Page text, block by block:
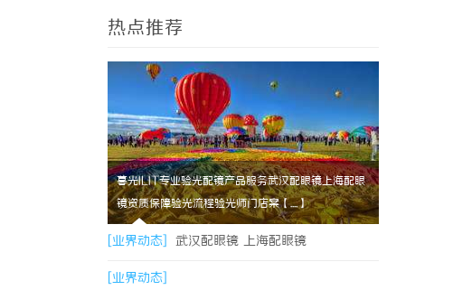
热点推荐
暮光ILIT专业验光配镜产品服务武汉配眼镜上海配眼
镜资质保障验光流程验光师门店案【....】
[业界动态] 武汉配眼镜 上海配眼镜
[业界动态]